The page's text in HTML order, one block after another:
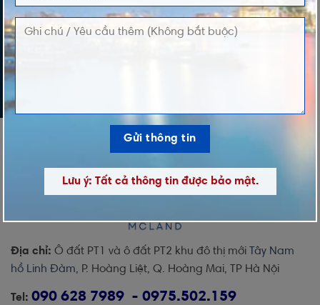
Địa chỉ: Ô đất PT1 và ô đất PT2 khu đô thị mới
Tây Nam
hồ Linh Đàm, P. Hoàng Liệt, Q. Hoàng Mai, TP Hà Nội
Tel: 090 628 7989 - 0975.502.159
Lưu ý: Tất cả thông tin được bảo mật.